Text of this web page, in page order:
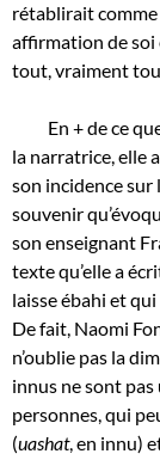
rétablirait comme
affirmation de soi
tout, vraiment
En + de ce que
la narratrice, elle
son incidence sur
souvenir
son enseignant
texte qu’elle a
laisse ébahi et
De fait, Naomi
n’oublie pas la
innus ne sont
personnes, qui
(uashat, en innu)